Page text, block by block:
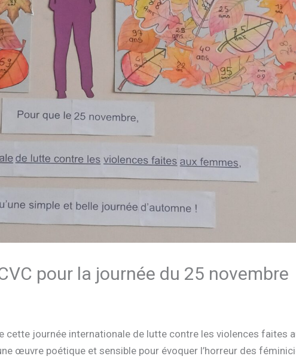
pour la journée du 25 novembre
journée internationale de lutte contre les violences faites
œuvre poétique et sensible pour évoquer l’horreur des